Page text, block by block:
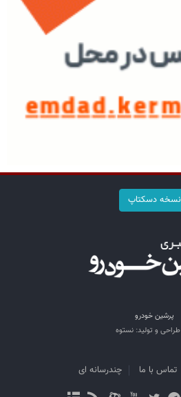
نسخه دسکتاپ
پرشین خودرو
طراحی و تولید: نستوه
تماس با ما چندرسانه ای